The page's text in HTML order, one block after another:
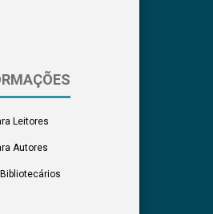
Leitores
Autores
Bibliotecários